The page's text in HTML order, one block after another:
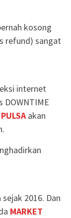
kosong
refund) sangat
internet
DOWNTIME
akan
2016. Dan
MARKET